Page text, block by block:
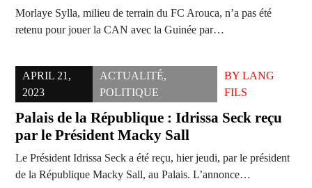
Morlaye Sylla, milieu de terrain du FC Arouca, n’a pas été
retenu pour jouer la CAN avec la Guinée par…
APRIL 21,
2023
ACTUALITÉ,
POLITIQUE
BYLANG
FILS
Palais de la République : Idrissa Seck reçu
par le Président Macky Sall
Le Président Idrissa Seck a été reçu, hier jeudi, par le président
de la République Macky Sall, au Palais. L’annonce…